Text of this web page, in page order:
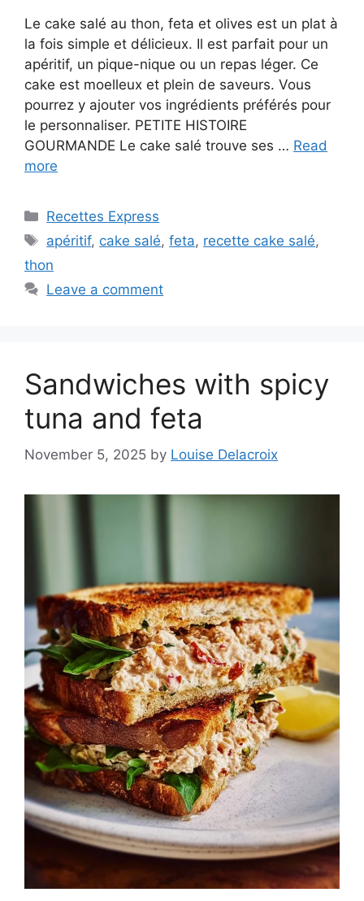
Le cake salé au thon, feta et olives est un plat à
la fois simple et délicieux. Il est parfait pour un
apéritif, un pique-nique ou un repas léger. Ce
cake est moelleux et plein de saveurs. Vous
pourrez y ajouter vos ingrédients préférés pour
le personnaliser. PETITE HISTOIRE
GOURMANDE Le cake salé trouve ses … Read
more
Categories
Recettes Express
Tags
apéritif, cake salé,feta, recette cake salé,
thon
Leave a comment
Sandwiches with spicy
tuna and feta
November 5, 2025 by Louise Delacroix